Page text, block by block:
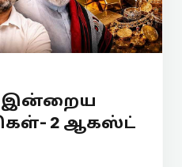
இன்றைய
2 ஆகஸ்ட்